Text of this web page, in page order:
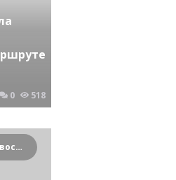
0 518
Криминальные новости Новосибирска и Сибирского региона